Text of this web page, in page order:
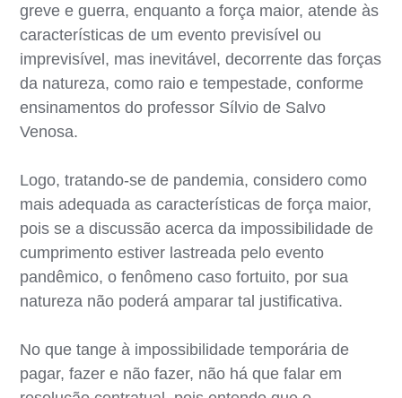
greve e guerra, enquanto a força maior, atende às
características de um evento previsível ou
imprevisível, mas inevitável, decorrente das forças
da natureza, como raio e tempestade, conforme
ensinamentos do professor Sílvio de Salvo
Venosa.
Logo, tratando-se de pandemia, considero como
mais adequada as características de força maior,
pois se a discussão acerca da impossibilidade de
cumprimento estiver lastreada pelo evento
pandêmico, o fenômeno caso fortuito, por sua
natureza não poderá amparar tal justificativa.
No que tange à impossibilidade temporária de
pagar, fazer e não fazer, não há que falar em